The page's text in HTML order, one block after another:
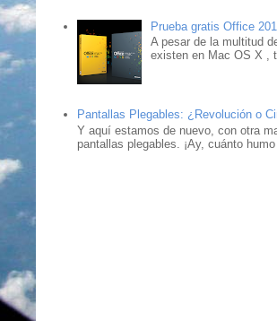
Prueba gratis Office
A pesar de la multitud
existen en Mac OS X ,
Pantallas Plegables: ¿Revolución o
Y aquí estamos de nuevo, con otra
pantallas plegables. ¡Ay, cuánto